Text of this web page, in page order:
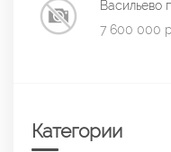
Васильево
7 600 000
Категории